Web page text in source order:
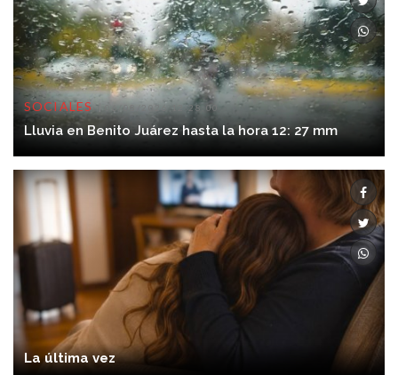
SOCIALES 06/08/2026 12:28:00
Lluvia en Benito Juárez hasta la hora 12: 27 mm
La última vez